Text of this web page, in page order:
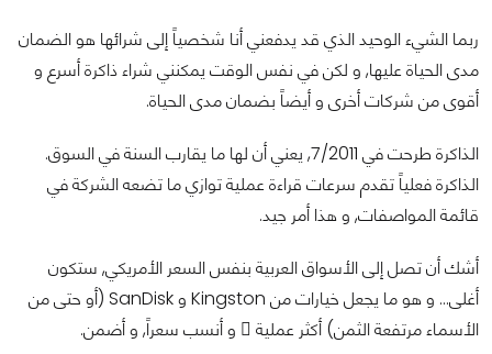
ربما الشيء الوحيد الذي قد يدفعني أنا شخصياً إلى شرائها هو الضمان
مدى الحياة عليها, و لكن في نفس الوقت يمكنني شراء ذاكرة أسرع و
أقوى من شركات أخرى و أيضاً بضمان مدى الحياة.
الذاكرة طرحت في 7/2011, يعني أن لها ما يقارب السنة في السوق.
الذاكرة فعلياً تقدم سرعات قراءة عملية توازي ما تضعه الشركة في
قائمة المواصفات, و هذا أمر جيد.
أشك أن تصل إلى الأسواق العربية بنفس السعر الأمريكي, ستكون
أغلى... و هو ما يجعل خيارات من Kingston و SanDisk (أو حتى من
الأسماء مرتفعة الثمن) أكثر عملية ً و أنسب سعراً, و أضمن.